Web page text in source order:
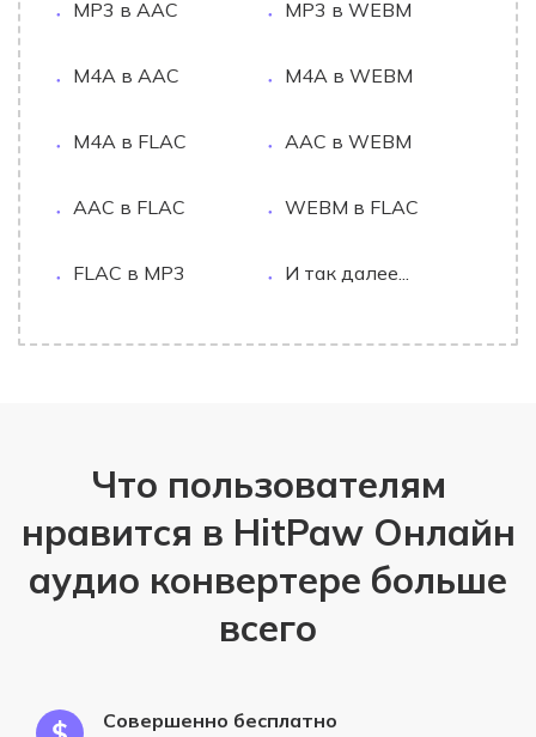
MP3 в AAC MP3 в WEBM
M4A в AAC M4A в WEBM
M4A в FLAC AAC в WEBM
AAC в FLAC WEBM в FLAC
FLAC в MP3 И так далее...
Что пользователям
нравится в HitPaw Онлайн
аудио конвертере больше
всего
Совершенно бесплатно